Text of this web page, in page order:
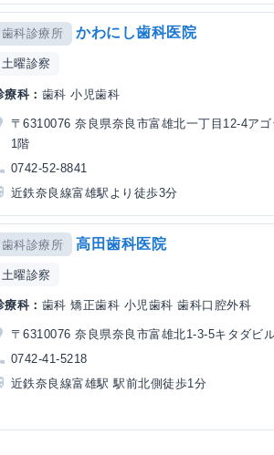
歯科診療所 かわにし歯科医院
土曜診察
療科： 歯科 小児歯科
〒6310076 奈良県奈良市富雄北一丁目12-4アゴ
1階
0742-52-8841
近鉄奈良線富雄駅より徒歩3分
歯科診療所 高田歯科医院
土曜診察
療科： 歯科 矯正歯科 小児歯科 歯科口腔外科
〒6310076 奈良県奈良市富雄北1-3-5キタダビ
0742-41-5218
近鉄奈良線富雄駅 駅前北側徒歩1分